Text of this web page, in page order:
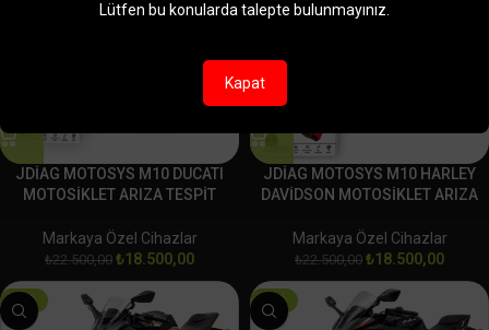
JDİAG MOTOSYS M10 DUCATI
MOTOSİKLET ARIZA TESPİT
Markaya Özel Cihazlar
₺22.500,00 ₺18.500,00
JDİAG MOTOSYS M10 HARLEY
DAVİDSON MOTOSİKLET ARIZA
Markaya Özel Cihazlar
₺22.500,00 ₺18.500,00
-18% -18%
Lütfen bu konularda talepte bulunmayınız.
Kapat